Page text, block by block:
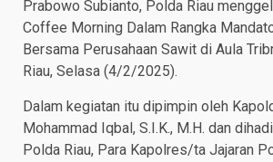
Prabowo Subianto, Polda Riau
Coffee Morning Dalam Rangka
Bersama Perusahaan Sawit di Aula
Riau, Selasa (4/2/2025).
Dalam kegiatan itu dipimpin oleh
Mohammad Iqbal, S.I.K., M.H. dan
Polda Riau, Para Kapolres/ta Jajaran